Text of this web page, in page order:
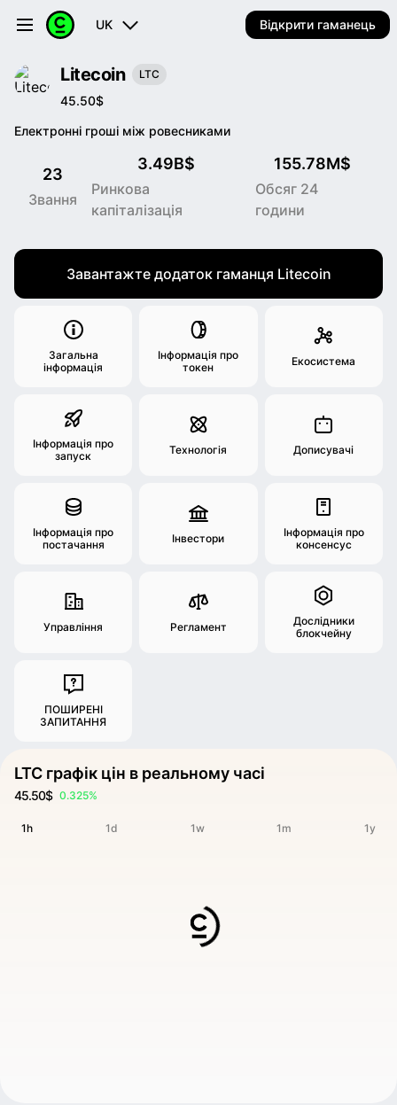
UK Відкрити гаманець
Litecoin LTC
45.50$
Електронні гроші між ровесниками
23
Звання
3.49B$
Ринкова
капіталізація
155.78M$
Обсяг 24
години
Завантажте додаток гаманця Litecoin
Загальна
інформація
Інформація про
токен
Екосистема
Інформація про
запуск
Технологія Дописувачі
Інформація про
постачання
Інвестори
Інформація про
консенсус
Управління Регламент
Дослідники
блокчейну
ПОШИРЕНІ
ЗАПИТАННЯ
LTC графік цін в реальному часі
45.50$ 0.325%
1h 1d 1w 1m 1y